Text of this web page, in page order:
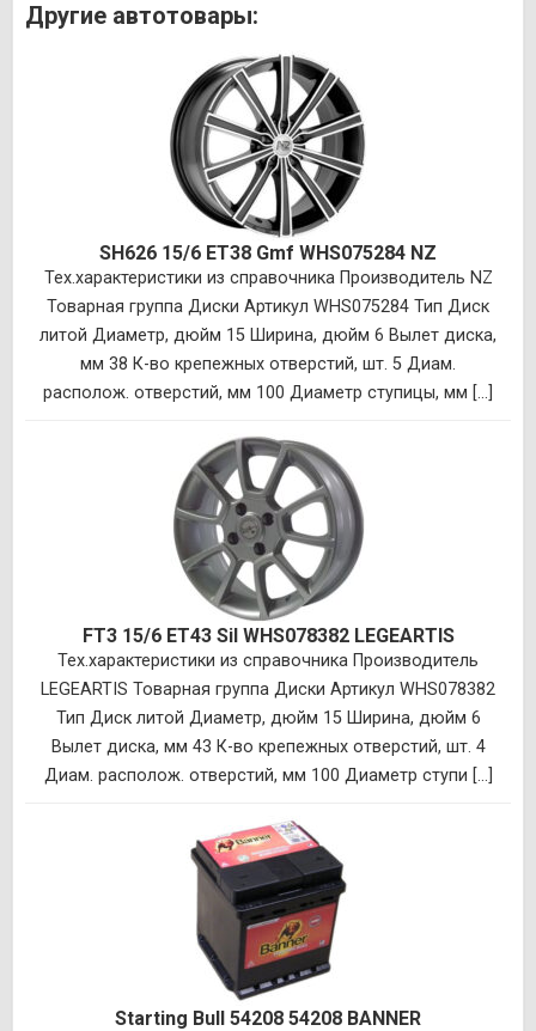
Другие автотовары:
SH626 15/6 ET38 Gmf WHS075284 NZ
Тех.характеристики из справочника Производитель NZ
Товарная группа Диски Артикул WHS075284 Тип Диск
литой Диаметр, дюйм 15 Ширина, дюйм 6 Вылет диска,
мм 38 К-во крепежных отверстий, шт. 5 Диам.
располож. отверстий, мм 100 Диаметр ступицы, мм [...]
FT3 15/6 ET43 Sil WHS078382 LEGEARTIS
Тех.характеристики из справочника Производитель
LEGEARTIS Товарная группа Диски Артикул WHS078382
Тип Диск литой Диаметр, дюйм 15 Ширина, дюйм 6
Вылет диска, мм 43 К-во крепежных отверстий, шт. 4
Диам. располож. отверстий, мм 100 Диаметр ступи [...]
Starting Bull 54208 54208 BANNER